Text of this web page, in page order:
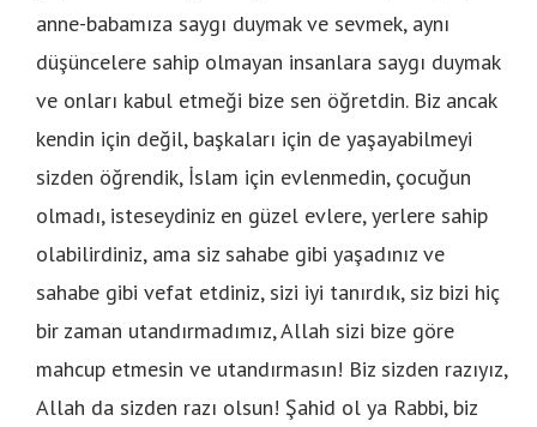
anne-babamıza saygı duymak ve sevmek, aynı
düşüncelere sahip olmayan insanlara saygı duymak
ve onları kabul etmeği bize sen öğretdin. Biz ancak
kendin için değil, başkaları için de yaşayabilmeyi
sizden öğrendik, İslam için evlenmedin, çocuğun
olmadı, isteseydiniz en güzel evlere, yerlere sahip
olabilirdiniz, ama siz sahabe gibi yaşadınız ve
sahabe gibi vefat etdiniz, sizi iyi tanırdık, siz bizi hiç
bir zaman utandırmadımız, Allah sizi bize göre
mahcup etmesin ve utandırmasın! Biz sizden razıyız,
Allah da sizden razı olsun! Şahid ol ya Rabbi, biz